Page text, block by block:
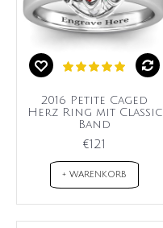
2016 Petite Caged
Herz Ring mit Classic
Band
€121
+ WARENKORB